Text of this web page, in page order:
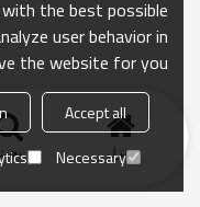
منزل
the best possible
user behavior in
the website for you.
Accept all
Necessary